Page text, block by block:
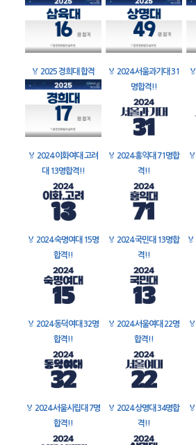
🏅 2025 경희대 합격 🏅 2024 서울과기대 31
명합격!!
🏅
🏅 2024 이화여대 고려
대 13명합격!!
🏅 2024 홍익대 71명합
격!!
🏅
🏅 2024 숙명여대 15명
합격!!
🏅 2024 국민대 13명합
격!!
🏅
🏅 2024 동덕여대 32명
합격!!
🏅 2024 서울여대 22명
합격!!
🏅
🏅 2024 서울시립대 7명
합격!!
🏅 2024 상명대 34명합
격!!
🏅